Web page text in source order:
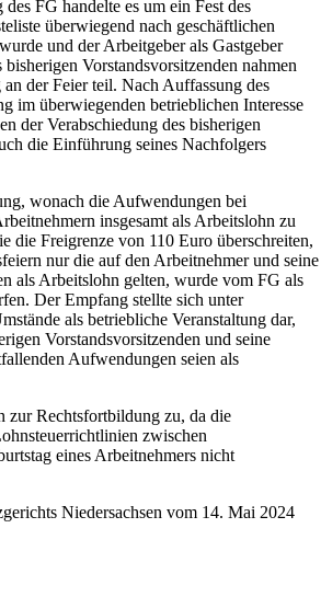
FG handelte es um ein Fest des
überwiegend nach geschäftlichen
und der Arbeitgeber als Gastgeber
bisherigen Vorstandsvorsitzenden nahmen
der Feier teil. Nach Auffassung des
im überwiegenden betrieblichen Interesse
der Verabschiedung des bisherigen
die Einführung seines Nachfolgers
wonach die Aufwendungen bei
insgesamt als Arbeitslohn zu
die Freigrenze von 110 Euro überschreiten,
nur die auf den Arbeitnehmer und seine
als Arbeitslohn gelten, wurde vom FG als
Der Empfang stellte sich unter
als betriebliche Veranstaltung dar,
Vorstandsvorsitzenden und seine
Aufwendungen seien als
zur Rechtsfortbildung zu, da die
zwischen
eines Arbeitnehmers nicht
Niedersachsen vom 14. Mai 2024